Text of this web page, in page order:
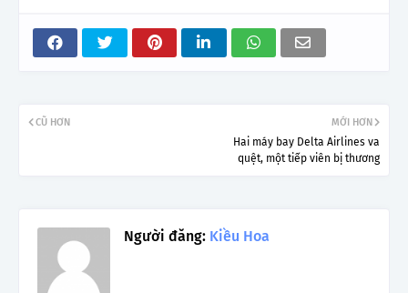
MỚI HƠN
Hai máy bay Delta Airlines va
quệt, một tiếp viên bị thương
CŨ HƠN
Người đăng: Kiều Hoa